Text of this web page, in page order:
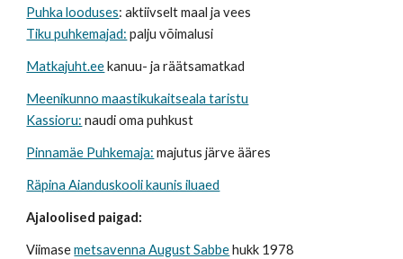
Puhka looduses: aktiivselt maal ja vees
Tiku puhkemajad: palju võimalusi
Matkajuht.eekanuu- ja räätsamatkad
Meenikunno maastikukaitseala taristu
Kassioru: naudi oma puhkust
Pinnamäe Puhkemaja: majutus järve ääres
Räpina Aianduskooli kaunis iluaed
Ajaloolised paigad:
Viimasemetsavenna August Sabbehukk 1978